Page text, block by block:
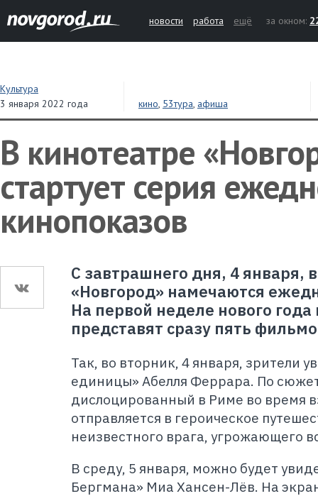
новости работа ещё за окном:
Культура
3 января 2022 года
кино, 53тура, афиша
В кинотеатре
стартует серия
кинопоказов
С завтрашнего дня, 4 января,
«Новгород» намечаются
На первой неделе нового
представят сразу пять
Так, во вторник, 4 января, зрители
единицы» Абелля Феррара. По
дислоцированный в Риме во время
отправляется в героическое
неизвестного врага, угрожающего
В среду, 5 января, можно будет
Бергмана» Миа Хансен-Лёв. На